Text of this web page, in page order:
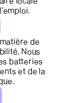
de
Nous
batteries
et de la